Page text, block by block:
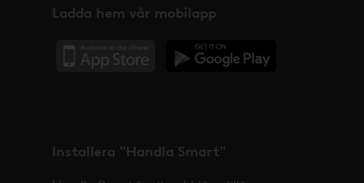
Ladda hem vår mobilapp
Installera "Handla Smart"